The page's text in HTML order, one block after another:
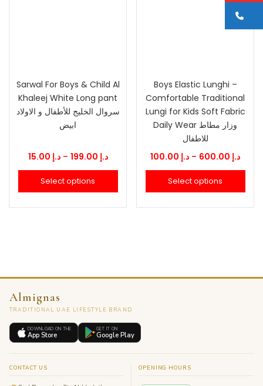
Sarwal For Boys & Child Al
Khaleej White Long pant
سروال الخليج للأطفال و الاولاد
ابيض
د.إ – د.إPrice
range:
Select options
Boys Elastic Lunghi –
Comfortable Traditional
Lungi for Kids Soft Fabric
Daily Wear وزار مطاط
للاطفال
د.إ – د.إPrice
Select options
Almignas
TRADITIONAL UAE LIFESTYLE BRAND
DOWNLOAD ON THE
App Store
GET IT ON
Google Play
CONTACT US OPENING HOURS